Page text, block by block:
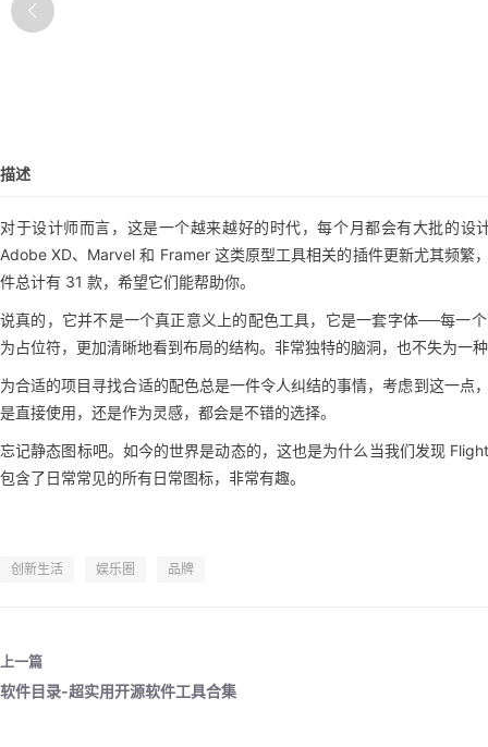
描述
对于设计师而言，这是一个越来越好的时代，每个月都会有大批的
Adobe XD、Marvel 和 Framer 这类原型工具相关的插件更新尤其频繁
件总计有 31 款，希望它们能帮助你。
说真的，它并不是一个真正意义上的配色工具，它是一套字体──每一
为占位符，更加清晰地看到布局的结构。非常独特的脑洞，也不失为一
为合适的项目寻找合适的配色总是一件令人纠结的事情，考虑到这一
是直接使用，还是作为灵感，都会是不错的选择。
忘记静态图标吧。如今的世界是动态的，这也是为什么当我们发现
包含了日常常见的所有日常图标，非常有趣。
创新生活 娱乐圈 品牌
上一篇
软件目录-超实用开源软件工具合集